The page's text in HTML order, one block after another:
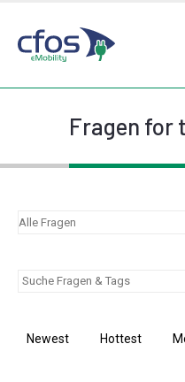
Fragen for
Newest Hottest